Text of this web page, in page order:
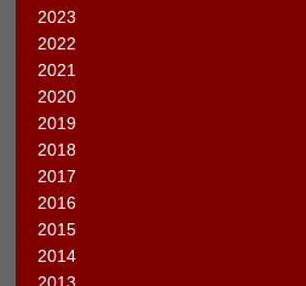
2023
2022
2021
2020
2019
2018
2017
2016
2015
2014